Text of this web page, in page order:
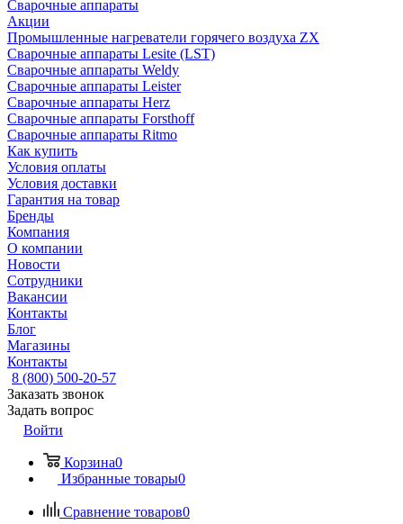
Сварочные аппараты
Акции
Промышленные нагреватели горячего воздуха ZX
Сварочные аппараты Lesite (LST)
Сварочные аппараты Weldy
Сварочные аппараты Leister
Сварочные аппараты Herz
Сварочные аппараты Forsthoff
Сварочные аппараты Ritmo
Как купить
Условия оплаты
Условия доставки
Гарантия на товар
Бренды
Компания
О компании
Новости
Сотрудники
Вакансии
Контакты
Блог
Магазины
Контакты
8 (800) 500-20-57
Заказать звонок
Задать вопрос
Войти
Корзина0
Избранные товары0
Сравнение товаров0